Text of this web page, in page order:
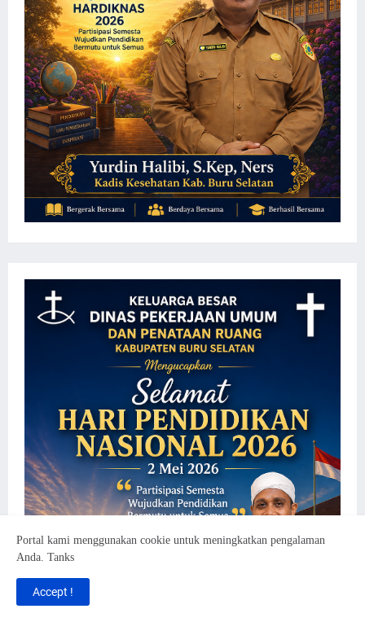
Portal kami menggunakan cookie untuk meningkatkan pengalaman
Anda. Tanks
Accept !